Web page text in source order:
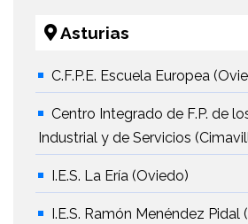
Asturias
C.F.P.E. Escuela Europea
Centro Integrado de F.P. de
Industrial y de Servicios
I.E.S. La Ería (Oviedo)
I.E.S. Ramón Menéndez Pidal